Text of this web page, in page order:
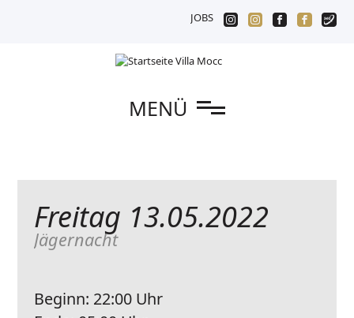
JOBS
MENÜ
Freitag 13.05.2022
Jägernacht
Beginn: 22:00 Uhr